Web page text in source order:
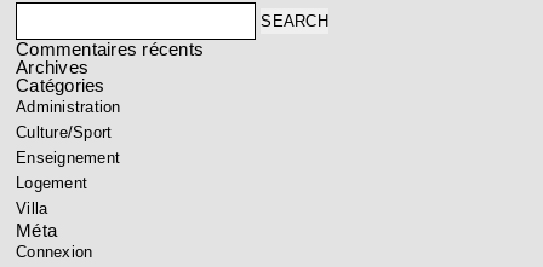
Commentaires récents
Archives
Catégories
Administration
Culture/Sport
Enseignement
Logement
Villa
Méta
Connexion